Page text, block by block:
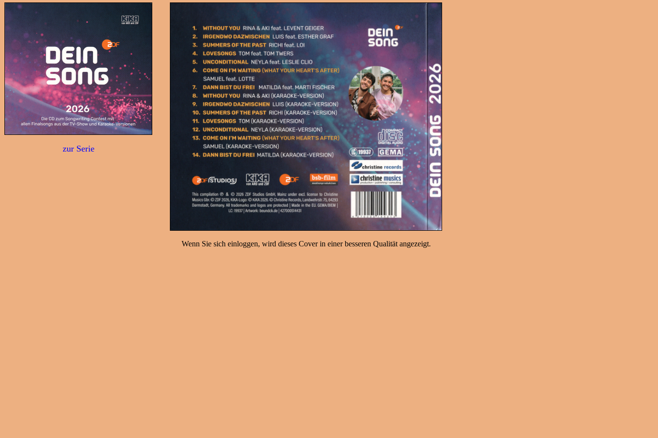
zur Serie
Wenn Sie sich einloggen, wird dieses Cover in einer besseren Qualität angezeigt.